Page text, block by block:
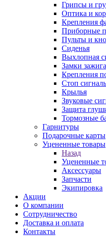
Грипсы и
Оптика и
Крепления
Приборные
Пульты и
Сиденья
Выхлопная
Замки
Крепления
Стоп
Крылья
Звуковые
Защита
Тормозные
Гарнитуры
Подарочные карты
Уцененные товары
Назад
Уцененные
Аксессуары
Запчасти
Экипировка
Акции
О компании
Сотрудничество
Доставка и оплата
Контакты